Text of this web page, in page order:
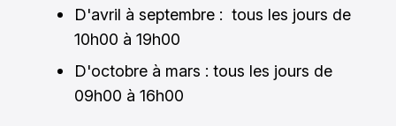
D'avril à septembre : tous les jours de
10h00 à 19h00
D'octobre à mars : tous les jours de
09h00 à 16h00